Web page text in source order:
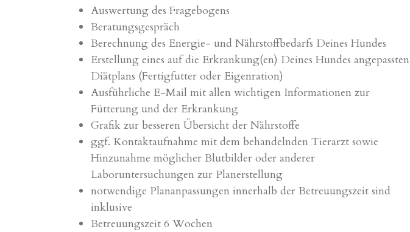
Auswertung des Fragebogens
Beratungsgespräch
Berechnung des Energie- und Nährstoffbedarfs Deines Hundes
Erstellung eines auf die Erkrankung(en) Deines Hundes angepassten
Diätplans (Fertigfutter oder Eigenration)
Ausführliche E-Mail mit allen wichtigen Informationen zur
Fütterung und der Erkrankung
Grafik zur besseren Übersicht der Nährstoffe
ggf. Kontaktaufnahme mit dem behandelnden Tierarzt sowie
Hinzunahme möglicher Blutbilder oder anderer
Laboruntersuchungen zur Planerstellung
notwendige Plananpassungen innerhalb der Betreuungszeit sind
inklusive
Betreuungszeit 6 Wochen